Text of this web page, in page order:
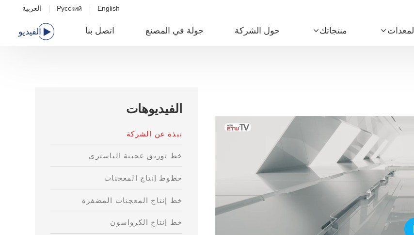
English
Русский العربية
المعدات منتجاتك حول الشركة جولة في المصنع اتصل بنا الفيديو
الفيديوهات
نبذة عن الشركة
خط توريق عجينة الباستري
خطوط إنتاج المعجنات
خط إنتاج المعجنات المضفرة
خط إنتاح الكرواسون